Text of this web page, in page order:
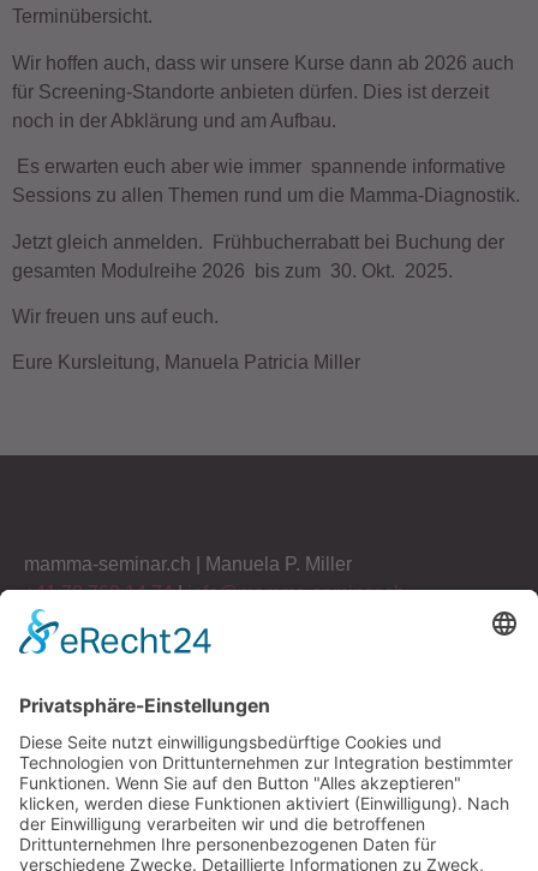
Terminübersicht.
Wir hoffen auch, dass wir unsere Kurse dann ab 2026 auch
für Screening-Standorte anbieten dürfen. Dies ist derzeit
noch in der Abklärung und am Aufbau.
Es erwarten euch aber wie immer spannende informative
Sessions zu allen Themen rund um die Mamma-Diagnostik.
Jetzt gleich anmelden. Frühbucherrabatt bei Buchung der
gesamten Modulreihe 2026 bis zum 30. Okt. 2025.
Wir freuen uns auf euch.
Eure Kursleitung, Manuela Patricia Miller
mamma-seminar.ch | Manuela P. Miller
+41 79 760 14 74|info@mamma-seminar.ch
Haus am See 9 | 8872 Weesen SG | Schweiz
Unsere Partner:
Brust Zentrum AG Zürich
Stadtspital Triemli Zürich
H-OCH (vormals KSSG)
Medi Bern
Mitglieder SVMTR nutzen bei
Kursbuchung die Tickets mit
Rabatt. Die Mitgliedschaft ist
nachzuweisen, bei Anmeldung
bitte eine Kopie des